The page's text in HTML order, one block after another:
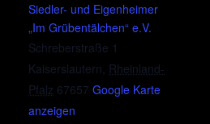
Siedler- und Eigenheimer
„Im Grübentälchen“ e.V.
Schreberstraße 1
Kaiserslautern, Rheinland-
Pfalz 67657 Google Karte
anzeigen